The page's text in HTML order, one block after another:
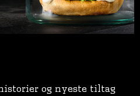
og nyeste tiltag